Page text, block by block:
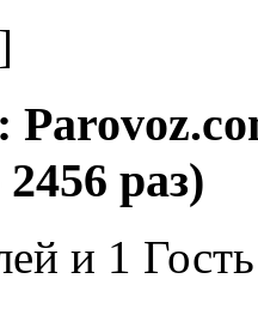
]
раз)
и 1